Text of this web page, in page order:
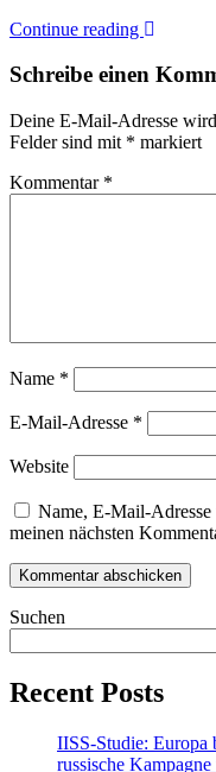
Continue reading
Schreibe einen
Deine E-Mail-Adresse
Felder sind mit * markiert
Kommentar *
Name *
E-Mail-Adresse *
Website
Name, E-Mail-
meinen nächsten
Suchen
Recent Posts
IISS-Studie: Europa
russische